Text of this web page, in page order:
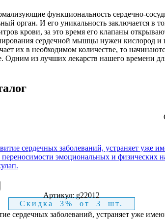
функциональность сердечно-
орган. И его уникальность заключается в
крови, за это время его клапаны
сердечной мышцы нужен кислород и
их в необходимом количестве, то
Одним из лучших лекарств нашего времени
Артикул: g22012
Скидка 3% от 3 шт.
сердечных заболеваний, устраняет уже